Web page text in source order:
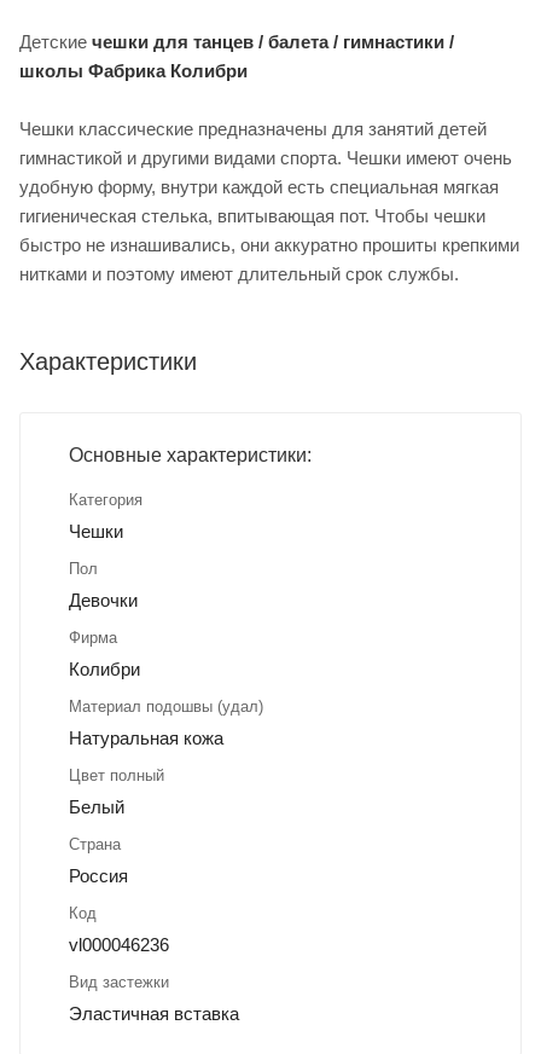
Детские чешки для танцев / балета / гимнастики /
школы Фабрика Колибри
Чешки классические предназначены для занятий детей
гимнастикой и другими видами спорта. Чешки имеют очень
удобную форму, внутри каждой есть специальная мягкая
гигиеническая стелька, впитывающая пот. Чтобы чешки
быстро не изнашивались, они аккуратно прошиты крепкими
нитками и поэтому имеют длительный срок службы.
Характеристики
Основные характеристики:
Категория
Чешки
Пол
Девочки
Фирма
Колибри
Материал подошвы (удал)
Натуральная кожа
Цвет полный
Белый
Страна
Россия
Код
vl000046236
Вид застежки
Эластичная вставка